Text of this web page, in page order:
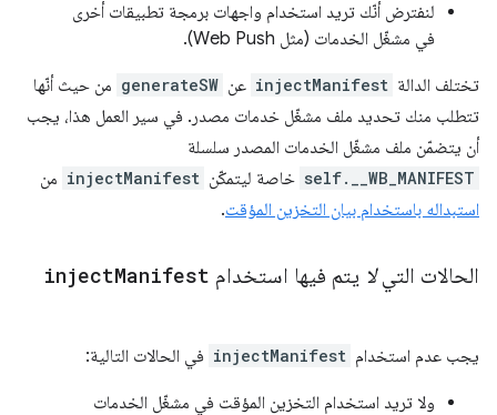
لنفترض أنّك تريد استخدام واجهات برمجة تطبيقات أخرى
في مشغّل الخدمات (مثل Web Push).
تختلف الدالة injectManifest عن generateSW من حيث أنّها
تتطلب منك تحديد ملف مشغّل خدمات مصدر. في سير العمل هذا، يجب
أن يتضمّن ملف مشغّل الخدمات المصدر سلسلة
self.__WB_MANIFEST خاصة ليتمكّن injectManifest من
استبداله باستخدام بيان التخزين المؤقت.
الحالات التيلا يتم فيها استخدام injectManifest
يجب عدم استخدام injectManifest في الحالات التالية:
ولا تريد استخدام التخزين المؤقت في مشغّل الخدمات